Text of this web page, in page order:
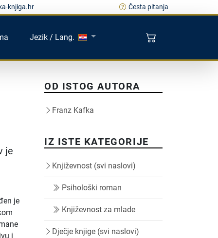
knjiga.hr Česta pitanja
Jezik / Lang.
je
je
i
OD ISTOG AUTORA
Franz Kafka
IZ ISTE KATEGORIJE
Književnost (svi naslovi)
Psihološki roman
Književnost za mlade
Dječje knjige (svi naslovi)